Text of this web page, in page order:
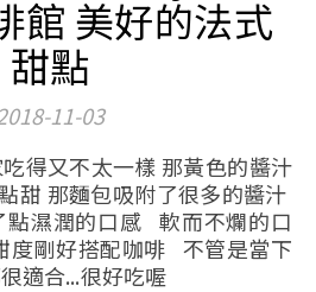
館 美好的法式
甜點
11-03
甜 那麵包吸附了很多的醬汁
點濕潤的口感 軟而不爛的口
度剛好搭配咖啡 不管是當下
適合...很好吃喔